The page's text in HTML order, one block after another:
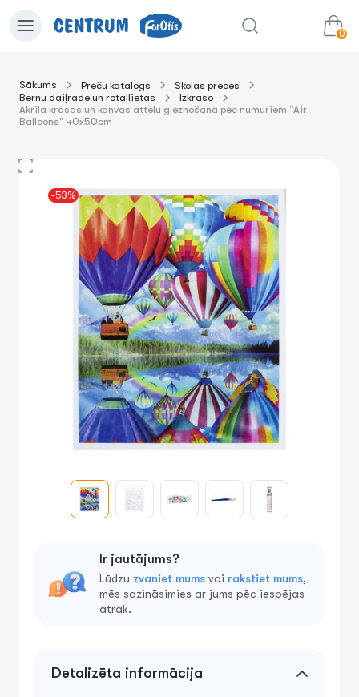
0
uz grozu Summa: 0.00€
Sākums Preču katalogs
Skolas preces
Bērnu daiļrade un rotaļlietas
Izkrāso
Akrila krāsas un kanvas attēlu gleznošana pēc numuriem "Air
Balloons" 40x50cm
-53%
Ir jautājums?
Lūdzu zvaniet mums vai rakstiet mums,
mēs sazināsimies ar jums pēc iespējas
ātrāk.
Detalizēta informācija